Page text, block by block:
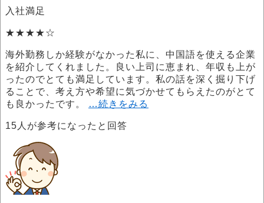
入社満足
★★★★☆
海外勤務しか経験がなかった私に、中国語を使える企業
を紹介してくれました。良い上司に恵まれ、年収も上が
ったのでとても満足しています。私の話を深く掘り下げ
ることで、考え方や希望に気づかせてもらえたのがとて
も良かったです。
…続きをみる
15 人が参考になったと回答